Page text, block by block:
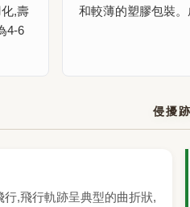
,壽
4-6
和較薄的塑膠包裝。
侵擾
,飛行軌跡呈典型的曲折狀,